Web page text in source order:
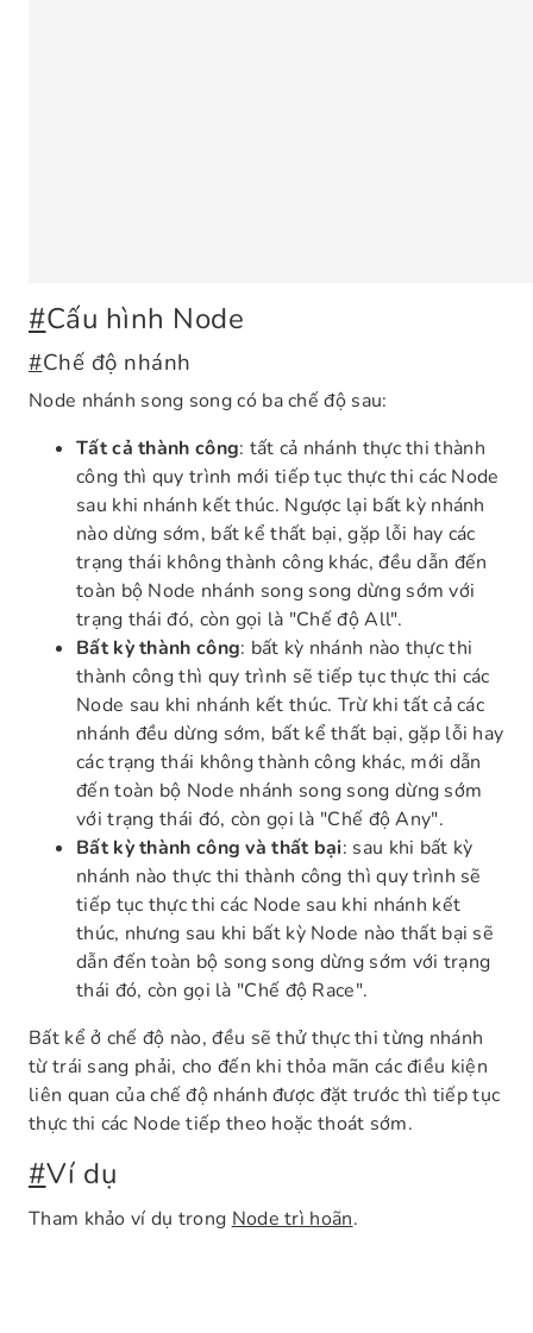
#Cấu hình Node
#Chế độ nhánh
Node nhánh song song có ba chế độ sau:
Tất cả thành công: tất cả nhánh thực thi thành
công thì quy trình mới tiếp tục thực thi các Node
sau khi nhánh kết thúc. Ngược lại bất kỳ nhánh
nào dừng sớm, bất kể thất bại, gặp lỗi hay các
trạng thái không thành công khác, đều dẫn đến
toàn bộ Node nhánh song song dừng sớm với
trạng thái đó, còn gọi là "Chế độ All".
Bất kỳ thành công: bất kỳ nhánh nào thực thi
thành công thì quy trình sẽ tiếp tục thực thi các
Node sau khi nhánh kết thúc. Trừ khi tất cả các
nhánh đều dừng sớm, bất kể thất bại, gặp lỗi hay
các trạng thái không thành công khác, mới dẫn
đến toàn bộ Node nhánh song song dừng sớm
với trạng thái đó, còn gọi là "Chế độ Any".
Bất kỳ thành công và thất bại: sau khi bất kỳ
nhánh nào thực thi thành công thì quy trình sẽ
tiếp tục thực thi các Node sau khi nhánh kết
thúc, nhưng sau khi bất kỳ Node nào thất bại sẽ
dẫn đến toàn bộ song song dừng sớm với trạng
thái đó, còn gọi là "Chế độ Race".
Bất kể ở chế độ nào, đều sẽ thử thực thi từng nhánh
từ trái sang phải, cho đến khi thỏa mãn các điều kiện
liên quan của chế độ nhánh được đặt trước thì tiếp tục
thực thi các Node tiếp theo hoặc thoát sớm.
#Ví dụ
Tham khảo ví dụ trong Node trì hoãn.